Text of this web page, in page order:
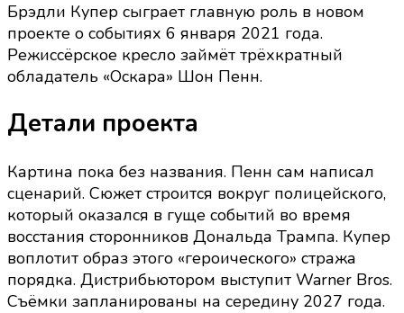
Пенн
снимет
фильм
о
Капитолия
Брэдли Купер сыграет главную роль в новом
проекте о событиях 6 января 2021 года.
Режиссёрское кресло займёт трёхкратный
обладатель «Оскара» Шон Пенн.
Детали проекта
Картина пока без названия. Пенн сам написал
сценарий. Сюжет строится вокруг полицейского,
который оказался в гуще событий во время
восстания сторонников Дональда Трампа. Купер
воплотит образ этого «героического» стража
порядка. Дистрибьютором выступит Warner Bros.
Съёмки запланированы на середину 2027 года.